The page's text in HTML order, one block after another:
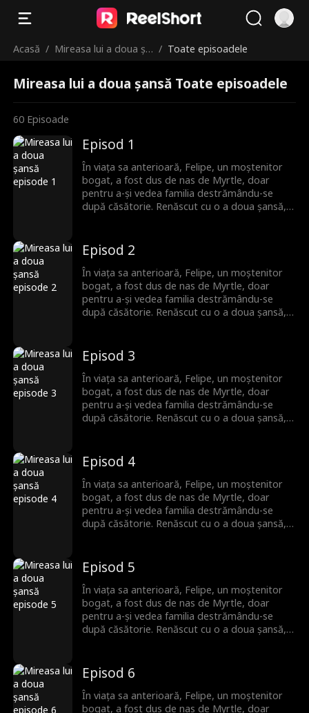
Acasă / Mireasa lui a doua șa
/ Toate episoadele
Mireasa lui a doua șansă Toate episoadele
60 Episoade
Episod 1
În viața sa anterioară, Felipe, un moștenitor
bogat, a fost dus de nas de Myrtle, doar
pentru a-și vedea familia destrămându-se
după căsătorie. Renăscut cu o a doua șansă,
întâlnit-o niciodată. Dar ceea ce Felipe nu știe
este că această femeie misterioasă nu îi este
deloc străină. Ei au împărtășit o amintire
frumoasă și uitată din copilărie.
Episod 2
În viața sa anterioară, Felipe, un moștenitor
bogat, a fost dus de nas de Myrtle, doar
pentru a-și vedea familia destrămându-se
după căsătorie. Renăscut cu o a doua șansă,
întâlnit-o niciodată. Dar ceea ce Felipe nu știe
este că această femeie misterioasă nu îi este
deloc străină. Ei au împărtășit o amintire
frumoasă și uitată din copilărie.
Episod 3
În viața sa anterioară, Felipe, un moștenitor
bogat, a fost dus de nas de Myrtle, doar
pentru a-și vedea familia destrămându-se
după căsătorie. Renăscut cu o a doua șansă,
întâlnit-o niciodată. Dar ceea ce Felipe nu știe
este că această femeie misterioasă nu îi este
deloc străină. Ei au împărtășit o amintire
frumoasă și uitată din copilărie.
Episod 4
În viața sa anterioară, Felipe, un moștenitor
bogat, a fost dus de nas de Myrtle, doar
pentru a-și vedea familia destrămându-se
după căsătorie. Renăscut cu o a doua șansă,
întâlnit-o niciodată. Dar ceea ce Felipe nu știe
este că această femeie misterioasă nu îi este
deloc străină. Ei au împărtășit o amintire
frumoasă și uitată din copilărie.
Episod 5
În viața sa anterioară, Felipe, un moștenitor
bogat, a fost dus de nas de Myrtle, doar
pentru a-și vedea familia destrămându-se
după căsătorie. Renăscut cu o a doua șansă,
întâlnit-o niciodată. Dar ceea ce Felipe nu știe
este că această femeie misterioasă nu îi este
deloc străină. Ei au împărtășit o amintire
frumoasă și uitată din copilărie.
Episod 6
În viața sa anterioară, Felipe, un moștenitor
bogat, a fost dus de nas de Myrtle, doar